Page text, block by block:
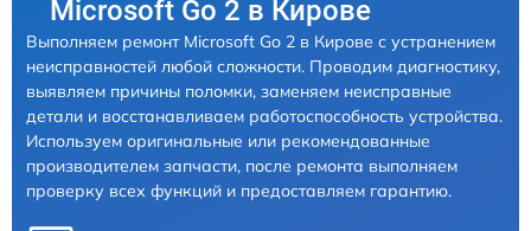
Microsoft Go 2 в Кирове
Выполняем ремонт Microsoft Go 2 в Кирове с устранением
неисправностей любой сложности. Проводим диагностику,
выявляем причины поломки, заменяем неисправные
детали и восстанавливаем работоспособность устройства.
Используем оригинальные или рекомендованные
производителем запчасти, после ремонта выполняем
проверку всех функций и предоставляем гарантию.